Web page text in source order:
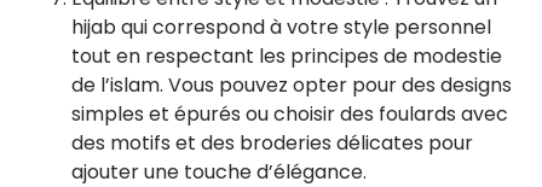
hijab qui correspond à votre style personnel
tout en respectant les principes de modestie
de l’islam. Vous pouvez opter pour des designs
simples et épurés ou choisir des foulards avec
des motifs et des broderies délicates pour
ajouter une touche d’élégance.